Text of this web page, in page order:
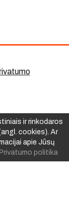
ir rinkodaros
cookies). Ar
apie Jūsų
Privatumo politika